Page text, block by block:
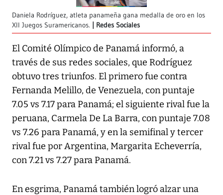
Daniela Rodríguez, atleta panameña gana medalla de oro en los
XII Juegos Suramericanos.
Redes Sociales
El Comité Olímpico de Panamá informó, a
través de sus redes sociales, que Rodríguez
obtuvo tres triunfos. El primero fue contra
Fernanda Melillo, de Venezuela, con puntaje
7.05 vs 7.17 para Panamá; el siguiente rival fue la
peruana, Carmela De La Barra, con puntaje 7.08
vs 7.26 para Panamá, y en la semifinal y tercer
rival fue por Argentina, Margarita Echeverría,
con 7.21 vs 7.27 para Panamá.
En esgrima, Panamá también logró alzar una